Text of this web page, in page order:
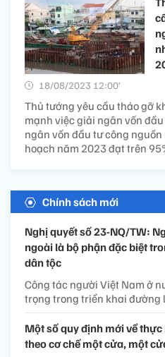
18/08/2023 12:00’
Thủ tướng yêu cầu tháo gỡ
mạnh việc giải ngân vốn
ngân vốn đầu tư công
hoạch năm 2023 đạt trên
Chính sách mới
Nghị quyết số 23-NQ/TW:
ngoài là bộ phận đặc biệt
dân tộc
Công tác người Việt Nam ở
trọng trong triển khai đường
Một số quy định mới về
theo cơ chế một cửa, một